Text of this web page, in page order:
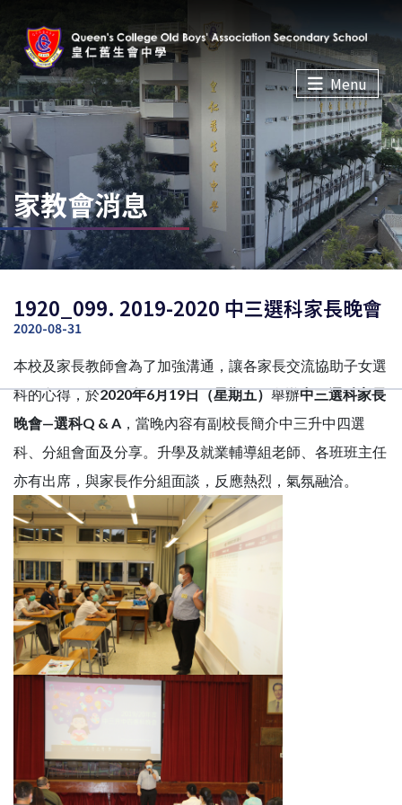
Menu
家教會消息
1920_099. 2019-2020 中三選科家長晚會
2020-08-31
本校及家長教師會為了加強溝通，讓各家長交流協助子女選
科的心得，於2020年6月19日（星期五）舉辦中三選科家長
晚會—選科Q & A ，當晚內容有副校長簡介中三升中四選
科、分組會面及分享。升學及就業輔導組老師、各班班主任
亦有出席，與家長作分組面談，反應熱烈，氣氛融洽。